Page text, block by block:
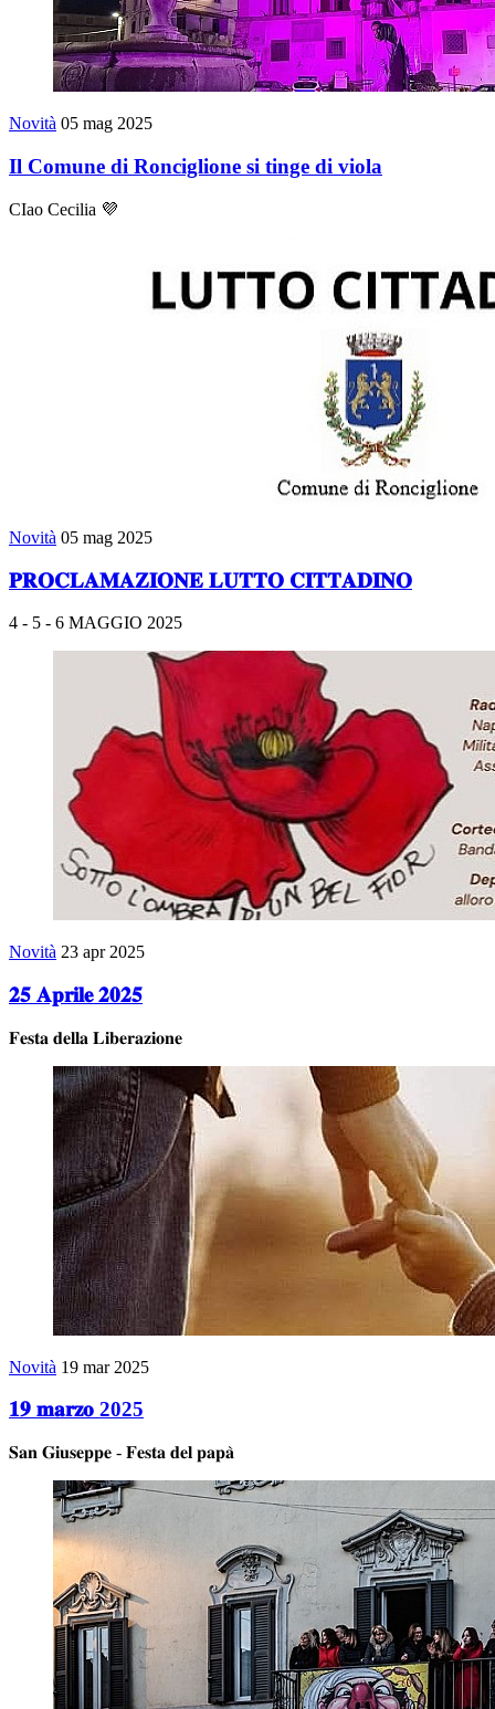
Novità 05 mag 2025
Il Comune di Ronciglione si tinge di viola
CIao Cecilia 💜
Novità 05 mag 2025
𝐏𝐑𝐎𝐂𝐋𝐀𝐌𝐀𝐙𝐈𝐎𝐍𝐄 𝐋𝐔𝐓𝐓𝐎 𝐂𝐈𝐓𝐓𝐀𝐃𝐈𝐍𝐎
4 - 5 - 6 MAGGIO 2025
Novità 23 apr 2025
𝟐𝟓 𝐀𝐩𝐫𝐢𝐥𝐞 𝟐𝟎𝟐𝟓
𝐅𝐞𝐬𝐭𝐚 𝐝𝐞𝐥𝐥𝐚 𝐋𝐢𝐛𝐞𝐫𝐚𝐳𝐢𝐨𝐧𝐞
Novità 19 mar 2025
𝟏𝟗 𝐦𝐚𝐫𝐳𝐨 2025
𝐒𝐚𝐧 𝐆𝐢𝐮𝐬𝐞𝐩𝐩𝐞 - 𝐅𝐞𝐬𝐭𝐚 𝐝𝐞𝐥 𝐩𝐚𝐩𝐚̀